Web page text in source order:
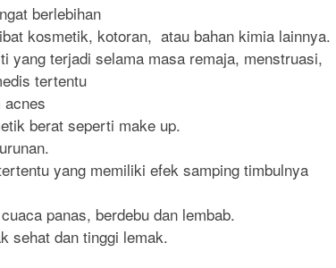
berlebihan
kosmetik, kotoran, atau bahan kimia lainnya.
yang terjadi selama masa remaja, menstruasi,
tertentu
acnes
berat seperti make up.
yang memiliki efek samping timbulnya
panas, berdebu dan lembab.
sehat dan tinggi lemak.